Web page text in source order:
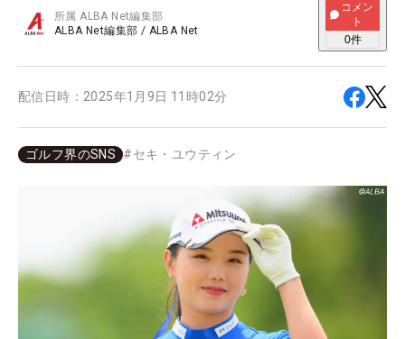
所属ALBA Net編集部
ALBA Net編集部 / ALBA Net
コメン
ト
0件
配信日時： 2025年1月9日 11時02分
ゴルフ界のSNS #セキ・ユウティン